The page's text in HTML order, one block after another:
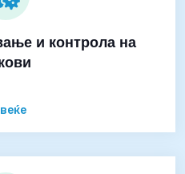
и контрола на